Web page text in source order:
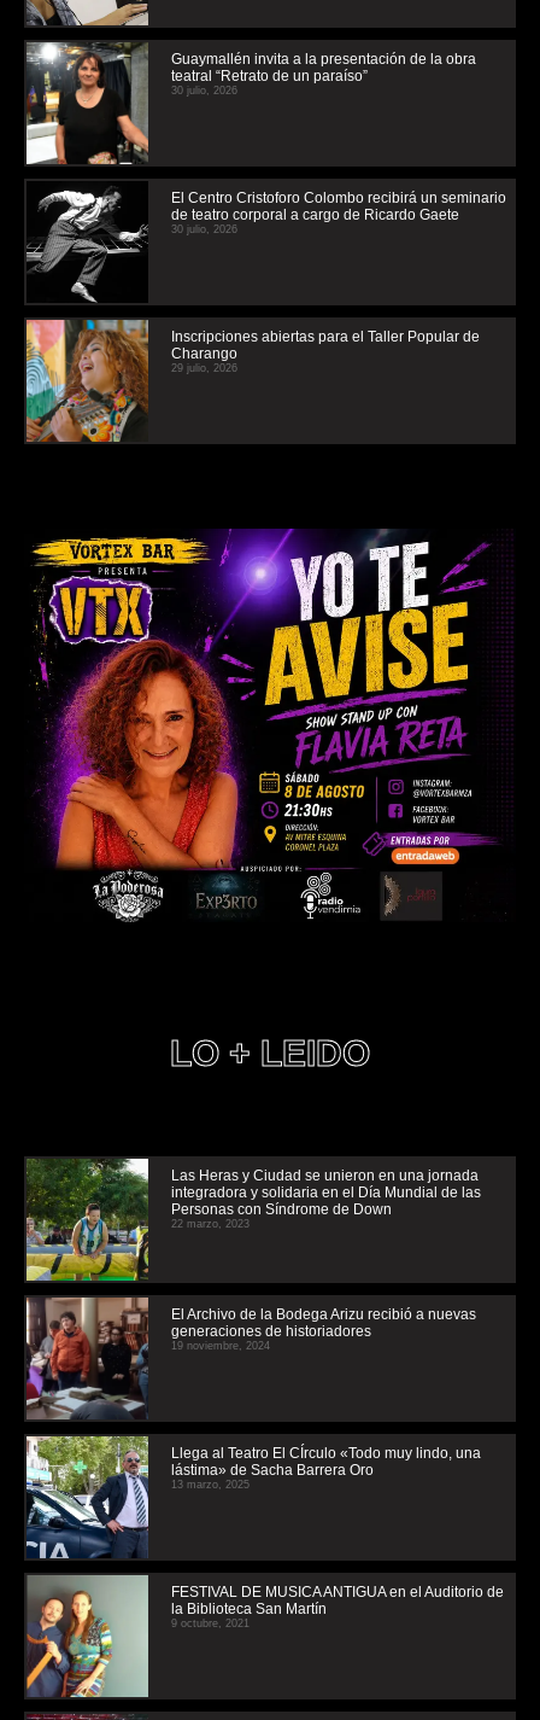
Guaymallén invita a la presentación de la obra
teatral “Retrato de un paraíso”
30 julio, 2026
El Centro Cristoforo Colombo recibirá un seminario
de teatro corporal a cargo de Ricardo Gaete
30 julio, 2026
Inscripciones abiertas para el Taller Popular de
Charango
29 julio, 2026
LO + LEIDO
Las Heras y Ciudad se unieron en una jornada
integradora y solidaria en el Día Mundial de las
Personas con Síndrome de Down
22 marzo, 2023
El Archivo de la Bodega Arizu recibió a nuevas
generaciones de historiadores
19 noviembre, 2024
Llega al Teatro El CÍrculo «Todo muy lindo, una
lástima» de Sacha Barrera Oro
13 marzo, 2025
FESTIVAL DE MUSICA ANTIGUA en el Auditorio de
la Biblioteca San Martín
9 octubre, 2021